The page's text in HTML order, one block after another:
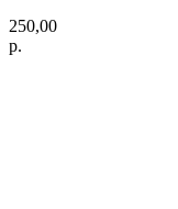
250,00
р.